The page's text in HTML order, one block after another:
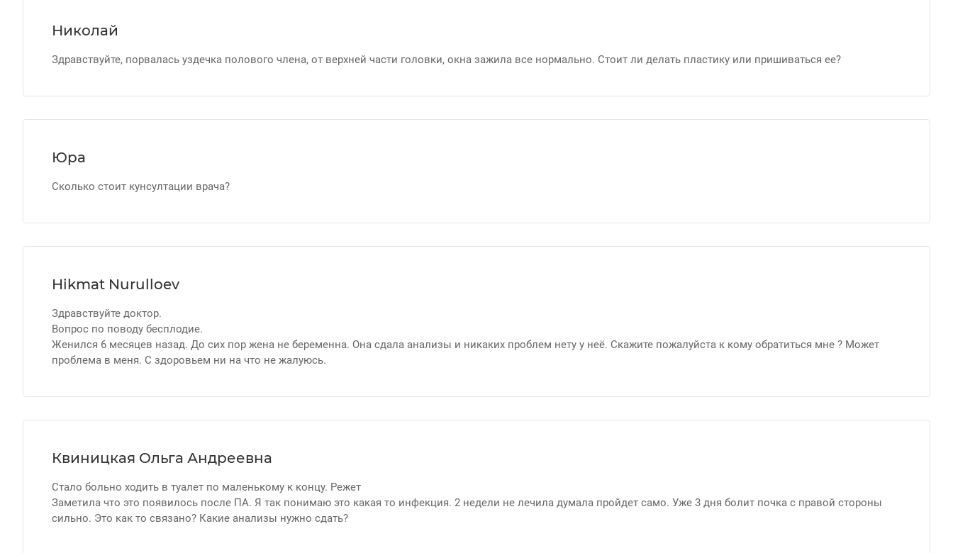
Николай
Здравствуйте, порвалась уздечка полового члена, от верхней части головки, окна зажила все нормально. Стоит ли делать пластику или пришиваться ее?
Юра
Сколько стоит кунсултации врача?
Hikmat Nurulloev
Здравствуйте доктор.
Вопрос по поводу бесплодие.
Женился 6 месяцев назад. До сих пор жена не беременна. Она сдала анализы и никаких проблем нету у неё. Скажите пожалуйста к кому обратиться мне ? Может
проблема в меня. С здоровьем ни на что не жалуюсь.
Квиницкая Ольга Андреевна
Стало больно ходить в туалет по маленькому к концу. Режет
Заметила что это появилось после ПА. Я так понимаю это какая то инфекция. 2 недели не лечила думала пройдет само. Уже 3 дня болит почка с правой стороны
сильно. Это как то связано? Какие анализы нужно сдать?